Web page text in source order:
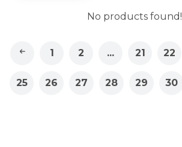
No products found!
1 2 ... 21 22
25 26 27 28 29 30